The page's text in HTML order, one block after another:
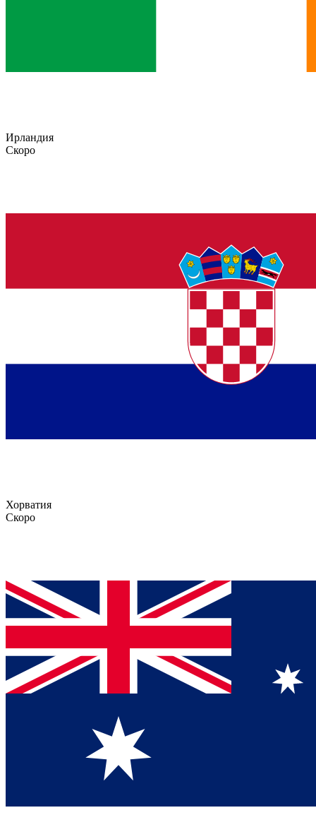
Ирландия
Скоро
Хорватия
Скоро